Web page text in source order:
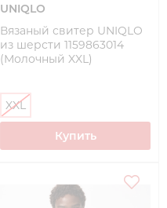
UNIQLO
Вязаный свитер UNIQLO
из шерсти 1159863014
(Молочный XXL)
XXL
Купить